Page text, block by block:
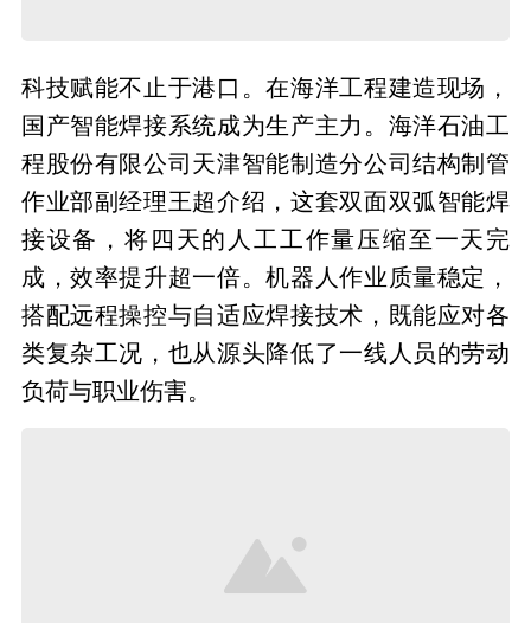
科技赋能不止于港口。在海洋工程建造现场，
国产智能焊接系统成为生产主力。海洋石油工
程股份有限公司天津智能制造分公司结构制管
作业部副经理王超介绍，这套双面双弧智能焊
接设备，将四天的人工工作量压缩至一天完
成，效率提升超一倍。机器人作业质量稳定，
搭配远程操控与自适应焊接技术，既能应对各
类复杂工况，也从源头降低了一线人员的劳动
负荷与职业伤害。